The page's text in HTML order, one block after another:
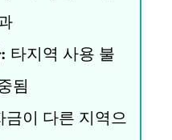
타지역 사용 불
됨
금이 다른 지역으